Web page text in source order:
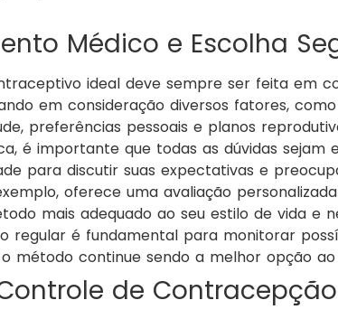
Médico e Escolha
ideal deve sempre ser feita em
em consideração diversos fatores,
preferências pessoais e planos
é importante que todas as dúvidas sejam
para discutir suas expectativas e
oferece uma avaliação
mais adequado ao seu estilo de vida e
regular é fundamental para monitorar
método continue sendo a melhor opção
de Contracepção